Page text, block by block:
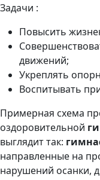
Задачи :
Повысить
движений;
Укреплять
Воспитывать
Примерная схема
оздоровительной
выглядит так:
направленные на
нарушений осанки,